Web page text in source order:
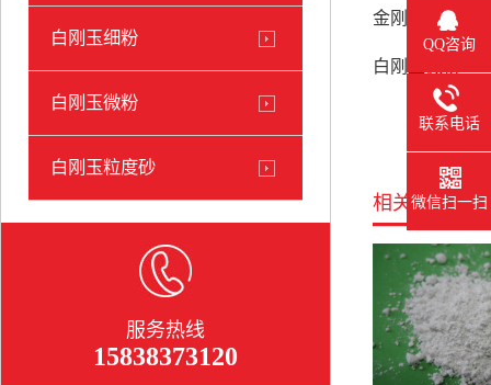
白刚玉细粉
白刚玉微粉
白刚玉粒度砂
服务热线
15838373120
金刚砂 (135)
白刚玉微粉
相关产品
QQ咨询
联系电话
微信扫一扫